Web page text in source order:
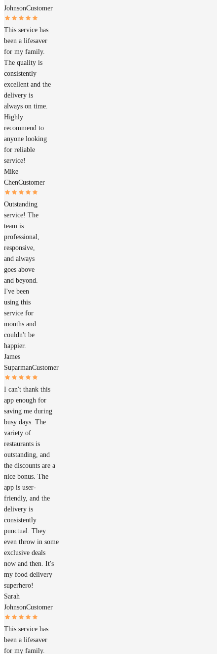
JohnsonCustomer
This service has
been a lifesaver
for my family.
The quality is
consistently
excellent and the
delivery is
always on time.
Highly
recommend to
anyone looking
for reliable
service!
Mike
ChenCustomer
Outstanding
service! The
team is
professional,
responsive,
and always
goes above
and beyond.
I've been
using this
service for
months and
couldn't be
happier.
James
SuparmanCustomer
I can't thank this
app enough for
saving me during
busy days. The
variety of
restaurants is
outstanding, and
the discounts are a
nice bonus. The
app is user-
friendly, and the
delivery is
consistently
punctual. They
even throw in some
exclusive deals
now and then. It's
my food delivery
superhero!
Sarah
JohnsonCustomer
This service has
been a lifesaver
for my family.